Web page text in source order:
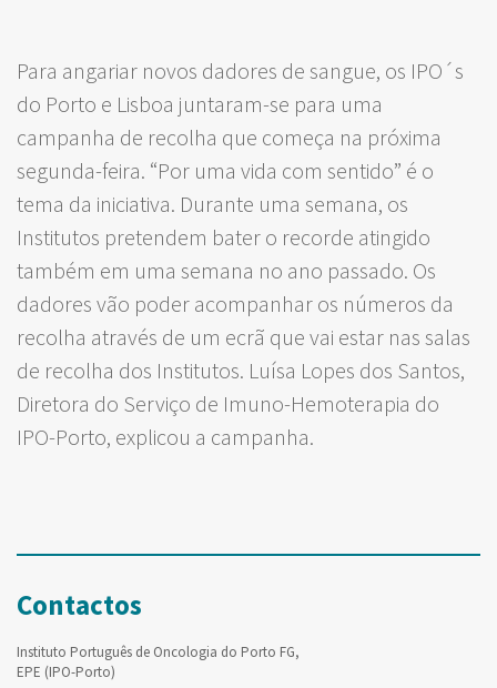
Para angariar novos dadores de sangue, os IPO´s
do Porto e Lisboa juntaram-se para uma
campanha de recolha que começa na próxima
segunda-feira. “Por uma vida com sentido” é o
tema da iniciativa. Durante uma semana, os
Institutos pretendem bater o recorde atingido
também em uma semana no ano passado. Os
dadores vão poder acompanhar os números da
recolha através de um ecrã que vai estar nas salas
de recolha dos Institutos. Luísa Lopes dos Santos,
Diretora do Serviço de Imuno-Hemoterapia do
IPO-Porto, explicou a campanha.
Contactos
Instituto Português de Oncologia do Porto FG,
EPE (IPO-Porto)